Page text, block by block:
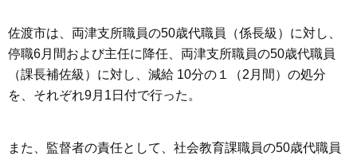
佐渡市は、両津支所職員の50歳代職員（係長級）に対し、
停職6月間および主任に降任、両津支所職員の50歳代職員
（課長補佐級）に対し、減給 10分の１（2月間）の処分
を、それぞれ9月1日付で行った。
また、監督者の責任として、社会教育課職員の50歳代職員